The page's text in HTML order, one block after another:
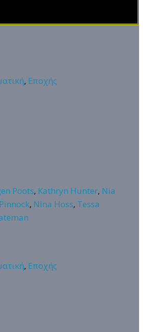
, Εποχής
Poots, Kathryn Hunter, Nia
, Nina Hoss, Tessa
, Εποχής